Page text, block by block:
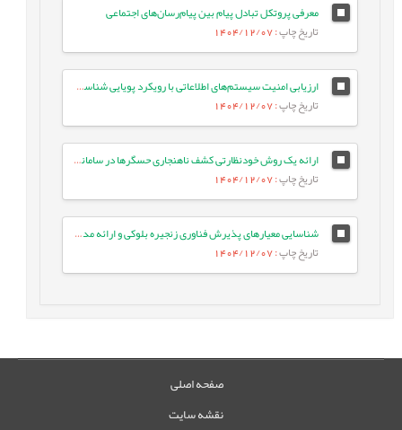
معرفی پروتکل تبادل پیام بین پیام‌رسان‌های اجتماعی
تاریخ چاپ: 1404/12/07
ارزیابی امنیت سیستم‌های اطلاعاتی با رویکرد پویایی شناسی سیستم‌ها (مورد مطالعه: بانک کشاورزی)
تاریخ چاپ: 1404/12/07
ارائه یک روش خودنظارتی کشف ناهنجاری حسگرها در سامانه‌های کنترل صنعتی مبتنی بر یادگیری عمیق گروه‌محور
تاریخ چاپ: 1404/12/07
شناسایی معیارهای پذیرش فناوری زنجیره بلوکی و ارائه مدل ترکیبی پذیرش فناوری TAM و TOE با استفاده از روش خوشه¬بندی K-means
تاریخ چاپ: 1404/12/07
صفحه اصلی
نقشه سایت